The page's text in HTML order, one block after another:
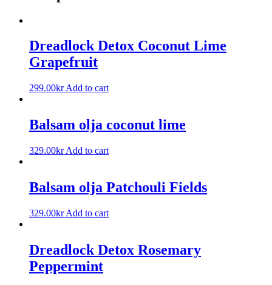
Dreadlock Detox Coconut Lime
Grapefruit
299.00kr Add to cart
Balsam olja coconut lime
329.00kr Add to cart
Balsam olja Patchouli Fields
329.00kr Add to cart
Dreadlock Detox Rosemary
Peppermint